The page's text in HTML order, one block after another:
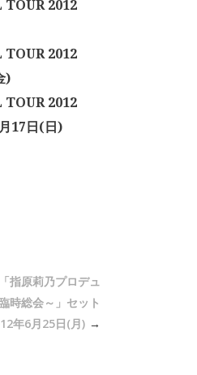
TOUR 2012
TOUR 2012
)
TOUR 2012
17日(日)
指原莉乃プロデュ
時総会～」セット
年6月25日(月)